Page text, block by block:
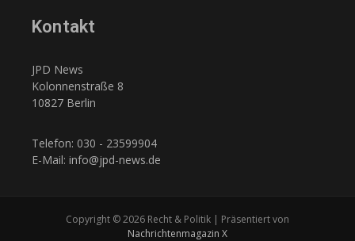
Kontakt
JPD News
Kolonnenstraße 8
10827 Berlin
Telefon: 030 - 23599904
E-Mail: info@jpd-news.de
Copyright © 2026 Recht & Politik | Präsentiert von
Nachrichtenmagazin X